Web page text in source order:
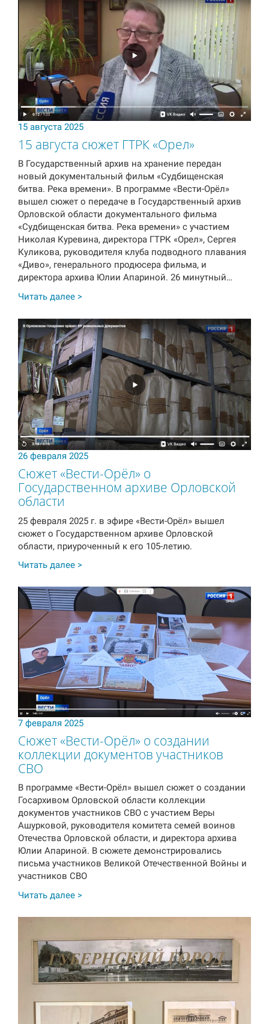
15 августа 2025
15 августа сюжет ГТРК «Орел»
В Государственный архив на хранение передан
новый документальный фильм «Судбищенская
битва. Река времени». В программе «Вести-Орёл»
вышел сюжет о передаче в Государственный архив
Орловской области документального фильма
«Судбищенская битва. Река времени» с участием
Николая Куревина, директора ГТРК «Орел», Сергея
Куликова, руководителя клуба подводного плавания
«Диво», генерального продюсера фильма, и
директора архива Юлии Апариной. 26 минутный…
Читать далее >
26 февраля 2025
Сюжет «Вести-Орёл» о
Государственном архиве Орловской
области
25 февраля 2025 г. в эфире «Вести-Орёл» вышел
сюжет о Государственном архиве Орловской
области, приуроченный к его 105-летию.
Читать далее >
7 февраля 2025
Сюжет «Вести-Орёл» о создании
коллекции документов участников
СВО
В программе «Вести-Орёл» вышел сюжет о создании
Госархивом Орловской области коллекции
документов участников СВО с участием Веры
Ашурковой, руководителя комитета семей воинов
Отечества Орловской области, и директора архива
Юлии Апариной. В сюжете демонстрировались
письма участников Великой Отечественной Войны и
участников СВО
Читать далее >